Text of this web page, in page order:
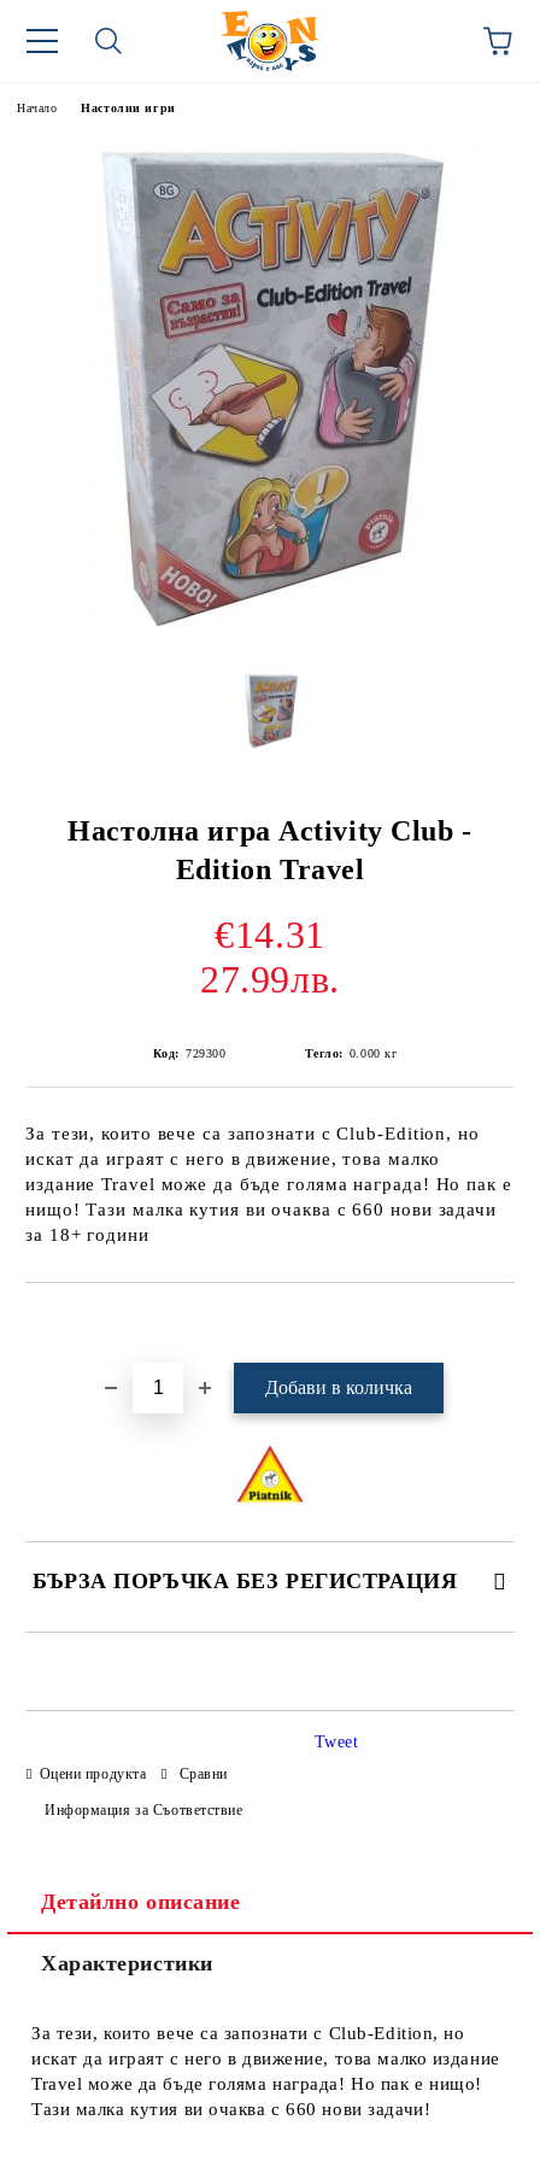
Начало Настолни игри
Настолна игра Activity Club -
Edition Travel
€14.31
27.99лв.
Код: 729300 Тегло: 0.000 кг
За тези, които вече са запознати с Club-Edition, но
искат да играят с него в движение, това малко
издание Travel може да бъде голяма награда! Но пак е
нищо! Тази малка кутия ви очаква с 660 нови задачи
за 18+ години
БЪРЗА ПОРЪЧКА БЕЗ РЕГИСТРАЦИЯ
Оцени продукта Сравни
Информация за Съответствие
Tweet
Детайлно описание
Характеристики
За тези, които вече са запознати с Club-Edition, но
искат да играят с него в движение, това малко издание
Travel може да бъде голяма награда! Но пак е нищо!
Тази малка кутия ви очаква с 660 нови задачи!